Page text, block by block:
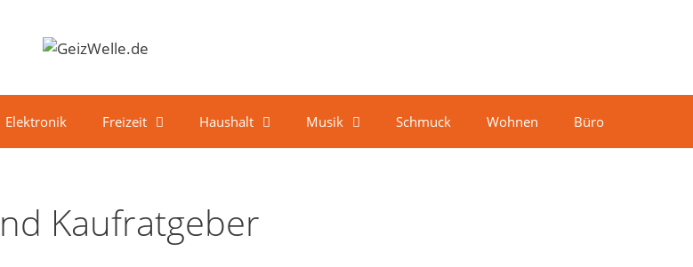
Elektronik Freizeit Haushalt Musik Schmuck Wohnen Büro
Kaufratgeber